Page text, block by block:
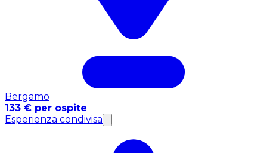
Bergamo
133 € per ospite
Esperienza condivisa